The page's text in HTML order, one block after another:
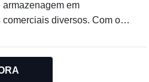
em
diversos. Com o
ao acesso simplificado.
sendo ideais para a